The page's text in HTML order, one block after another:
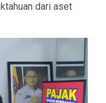
dari aset